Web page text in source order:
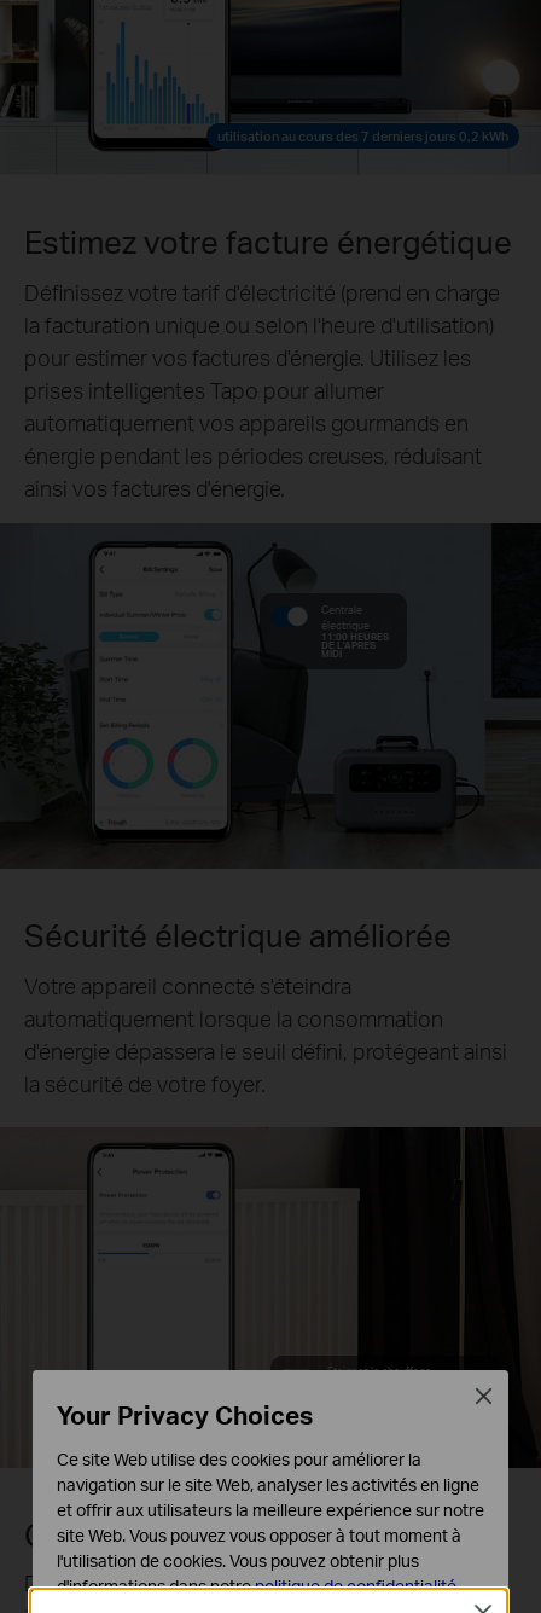
utilisation au cours des 7 derniers jours 0,2 kWh
Estimez votre facture énergétique
Définissez votre tarif d'électricité (prend en charge
la facturation unique ou selon l'heure d'utilisation)
pour estimer vos factures d'énergie. Utilisez les
prises intelligentes Tapo pour allumer
automatiquement vos appareils gourmands en
énergie pendant les périodes creuses, réduisant
ainsi vos factures d'énergie.
Centrale
électrique
11:00 HEURES
DE L'APRÈS
MIDI
Sécurité électrique améliorée
Votre appareil connecté s'éteindra
automatiquement lorsque la consommation
d'énergie dépassera le seuil défini, protégeant ainsi
la sécurité de votre foyer.
Éteignez le chauffage
1,5
Calendrier
Définissez des horaires pour allumer/éteindre
Your Privacy Choices
Ce site Web utilise des cookies pour améliorer la
navigation sur le site Web, analyser les activités en ligne
et offrir aux utilisateurs la meilleure expérience sur notre
site Web. Vous pouvez vous opposer à tout moment à
l'utilisation de cookies. Vous pouvez obtenir plus
d'informations dans notrepolitique de confidentialité.
Close